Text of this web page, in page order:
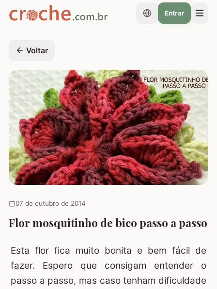
Entrar
Voltar
07 de outubro de 2014
Flor mosquitinho de bico passo a passo
Esta flor fica muito bonita e bem fácil de
fazer. Espero que consigam entender o
passo a passo, mas caso tenham dificuldade